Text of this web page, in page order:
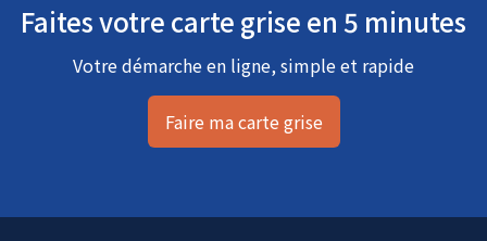
Faites votre carte grise en 5 minutes
Votre démarche en ligne, simple et rapide
Faire ma carte grise